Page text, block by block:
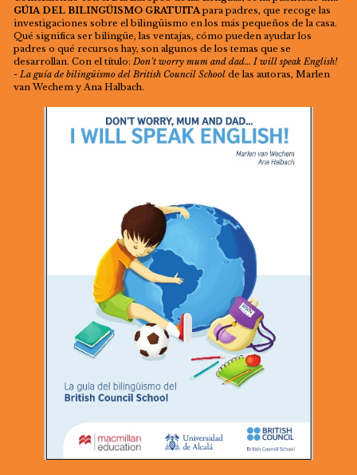
GÚIA DEL BILINGÜISMO GRATUITApara padres, que recoge las
investigaciones sobre el bilingüismo en los más pequeños de la casa.
Qué significa ser bilingüe, las ventajas, cómo pueden ayudar los
padres o qué recursos hay, son algunos de los temas que se
desarrollan. Con el título:Don’t worry mum and dad… I will speak English!
- La guía de bilingüismo del British Council Schoolde las autoras, Marlen
van Wechem y Ana Halbach.